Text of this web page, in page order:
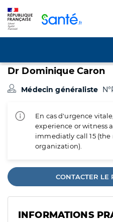
Dr Dominique Caron
Médecin généraliste
En cas d'urgence
experience or witness
immediatly call 15
organization).
CONTACTER LE
INFORMATIONS